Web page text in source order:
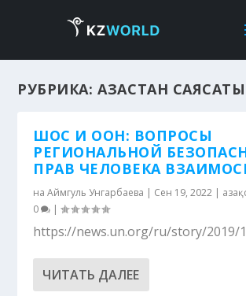
РУБРИКА: ҚАЗАҚСТАН САЯСАТЫ
ШОС И ООН: ВОПРОСЫ
РЕГИОНАЛЬНОЙ
ПРАВ ЧЕЛОВЕКА
наАймгуль Унгарбаева | Сен 19, 2022 |
0
|
https://news.un.org/ru/story/2019/
ЧИТАТЬ ДАЛЕЕ